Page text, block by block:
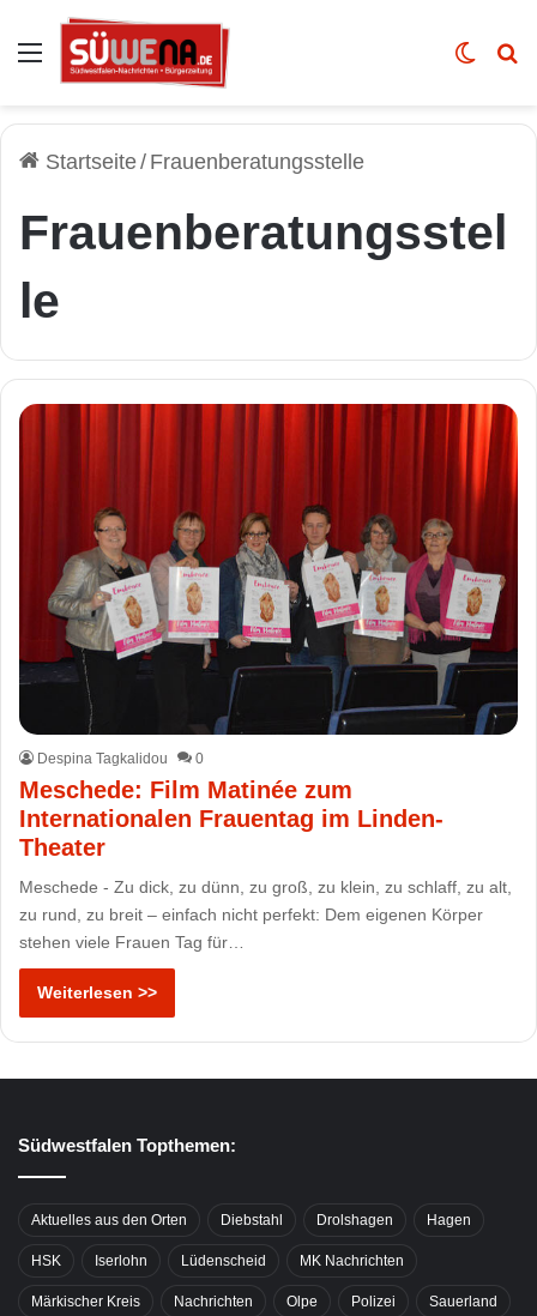
Auswahl Skin
Startseite/ Frauenberatungsstelle
Frauenberatungsstel
le
Despina Tagkalidou 0
Meschede: Film Matinée zum
Internationalen Frauentag im Linden-
Theater
Meschede - Zu dick, zu dünn, zu groß, zu klein, zu schlaff, zu alt,
zu rund, zu breit – einfach nicht perfekt: Dem eigenen Körper
stehen viele Frauen Tag für…
Weiterlesen >>
Südwestfalen Topthemen:
Aktuelles aus den Orten Diebstahl Drolshagen Hagen
HSK Iserlohn Lüdenscheid MK Nachrichten
Märkischer Kreis Nachrichten Olpe Polizei Sauerland